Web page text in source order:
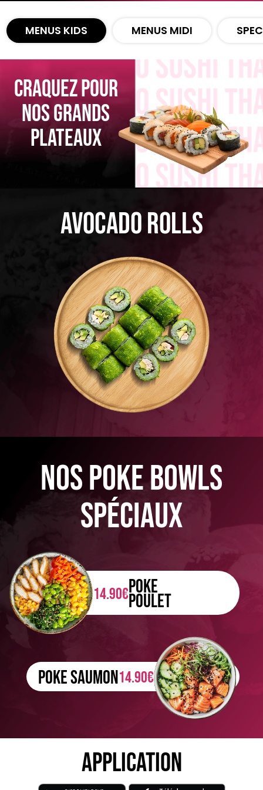
Zones de Livraison
MENUS KIDS MENUS MIDI
CRAQUEZ POUR
NOS GRANDS
PLATEAUX
Avocado Rolls
nos poke bowls
spéciaux
14.90€POKE
POULET
POKE SAUMON14.90€
APPLICATION